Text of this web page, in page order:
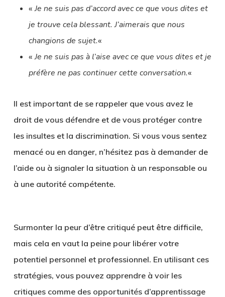
«Je ne suis pas d’accord avec ce que vous dites et
je trouve cela blessant. J’aimerais que nous
changions de sujet.«
«Je ne suis pas à l’aise avec ce que vous dites et je
préfère ne pas continuer cette conversation.«
Il est important de se rappeler que vous avez le
droit de vous défendre et de vous protéger contre
les insultes et la discrimination. Si vous vous sentez
menacé ou en danger, n’hésitez pas à demander de
l’aide ou à signaler la situation à un responsable ou
à une autorité compétente.
Surmonter la peur d’être critiqué peut être difficile,
mais cela en vaut la peine pour libérer votre
potentiel personnel et professionnel. En utilisant ces
stratégies, vous pouvez apprendre à voir les
critiques comme des opportunités d’apprentissage